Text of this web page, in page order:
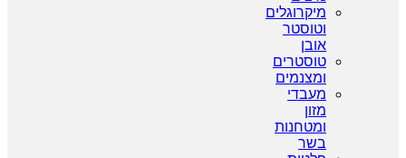
מיקרוגלים
וטוסטר
אובן
טוסטרים
ומצנמים
מעבדי
מזון
ומטחנות
בשר